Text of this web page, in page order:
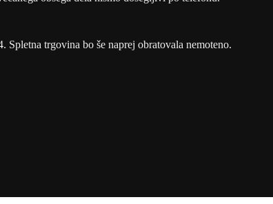
Spletna trgovina bo še naprej obratovala nemoteno.